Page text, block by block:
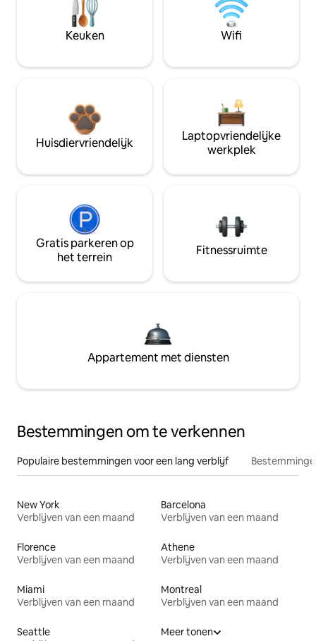
Keuken Wifi
Huisdiervriendelijk
Laptopvriendelijke
werkplek
Gratis parkeren op
het terrein
Fitnessruimte
Appartement met diensten
Bestemmingen om te verkennen
Populaire bestemmingen voor een lang verblijf
New York
Verblijven van een maand
Barcelona
Verblijven van een maand
Florence
Verblijven van een maand
Athene
Verblijven van een maand
Miami
Verblijven van een maand
Montreal
Verblijven van een maand
Seattle
Meer tonen